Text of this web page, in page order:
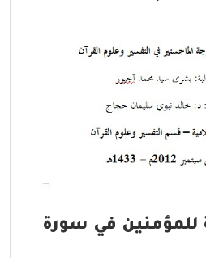
للمؤمنين في سورة